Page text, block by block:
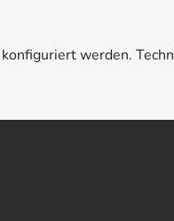
werden.